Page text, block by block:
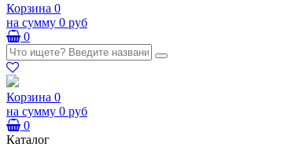
Корзина 0
на сумму 0 руб
0
Корзина 0
на сумму 0 руб
0
Каталог